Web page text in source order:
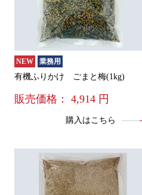
NEW 業務用
有機ふりかけ ごまと梅(1kg)
販売価格： 4,914 円
購入はこちら